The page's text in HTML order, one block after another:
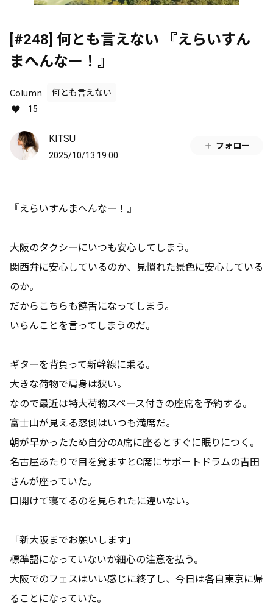
[#248] 何とも言えない 『えらいすん
まへんなー！』
Column
何とも言えない
15
KITSU
2025/10/13 19:00
フォロー
『えらいすんまへんなー！』
大阪のタクシーにいつも安心してしまう。
関西弁に安心しているのか、見慣れた景色に安心している
のか。
だからこちらも饒舌になってしまう。
いらんことを言ってしまうのだ。
ギターを背負って新幹線に乗る。
大きな荷物で肩身は狭い。
なので最近は特大荷物スペース付きの座席を予約する。
富士山が見える窓側はいつも満席だ。
朝が早かったため自分のA席に座るとすぐに眠りにつく。
名古屋あたりで目を覚ますとC席にサポートドラムの吉田
さんが座っていた。
口開けて寝てるのを見られたに違いない。
「新大阪までお願いします」
標準語になっていないか細心の注意を払う。
大阪でのフェスはいい感じに終了し、今日は各自東京に帰
ることになっていた。